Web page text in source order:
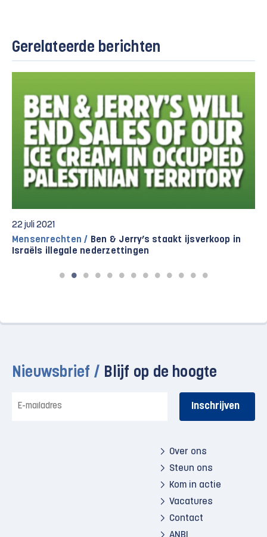
Gerelateerde berichten
22 juli 2021
Mensenrechten / Ben & Jerry’s staakt ijsverkoop in
Israëls illegale nederzettingen
Nieuwsbrief / Blijf op de hoogte
mailadres
Over ons
Steun ons
Kom in actie
Vacatures
Contact
ANBI